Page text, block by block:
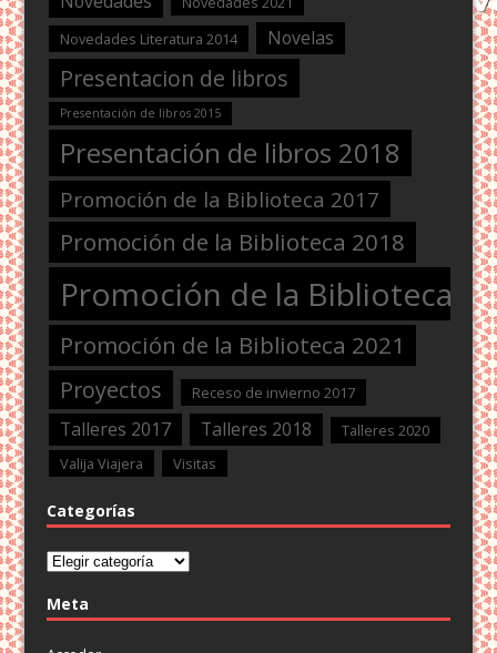
Novedades Literatura 2014
Novelas
Presentacion de libros
Presentación de libros 2015
Presentación de libros 2018
Promoción de la Biblioteca 2017
Promoción de la Biblioteca 2018
Promoción de la Biblioteca
Promoción de la Biblioteca 2021
Proyectos Receso de invierno 2017
Talleres 2017 Talleres 2018
Talleres 2020
Valija Viajera
Visitas
Categorías
Categorías
Meta